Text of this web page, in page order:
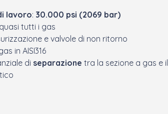
lavoro: 30.000 psi (2069 bar)
tutti i gas
e valvole di non ritorno
in AISI316
di separazione tra la sezione a gas e il